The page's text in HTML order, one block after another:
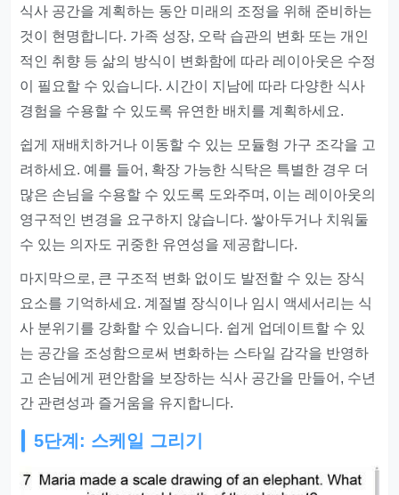
식사 공간을 계획하는 동안 미래의 조정을 위해 준비하는
것이 현명합니다. 가족 성장, 오락 습관의 변화 또는 개인
적인 취향 등 삶의 방식이 변화함에 따라 레이아웃은 수정
이 필요할 수 있습니다. 시간이 지남에 따라 다양한 식사
경험을 수용할 수 있도록 유연한 배치를 계획하세요.
쉽게 재배치하거나 이동할 수 있는 모듈형 가구 조각을 고
려하세요. 예를 들어, 확장 가능한 식탁은 특별한 경우 더
많은 손님을 수용할 수 있도록 도와주며, 이는 레이아웃의
영구적인 변경을 요구하지 않습니다. 쌓아두거나 치워둘
수 있는 의자도 귀중한 유연성을 제공합니다.
마지막으로, 큰 구조적 변화 없이도 발전할 수 있는 장식
요소를 기억하세요. 계절별 장식이나 임시 액세서리는 식
사 분위기를 강화할 수 있습니다. 쉽게 업데이트할 수 있
는 공간을 조성함으로써 변화하는 스타일 감각을 반영하
고 손님에게 편안함을 보장하는 식사 공간을 만들어, 수년
간 관련성과 즐거움을 유지합니다.
5단계: 스케일 그리기